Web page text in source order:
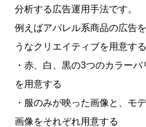
分析する広告運用手法です。
例えばアパレル系商品の広告
うなクリエイティブを用意す
・赤、白、黒の3つのカラー
を用意する
・服のみが映った画像と、モ
画像をそれぞれ用意する